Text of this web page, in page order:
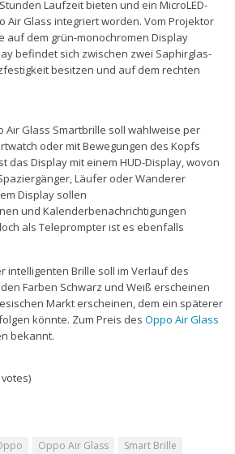
Laufzeit bieten und ein MicroLED-
Air Glass integriert worden. Vom Projektor
auf dem grün-monochromen Display
befindet sich zwischen zwei Saphirglas-
besitzen und auf dem rechten
Air Glass Smartbrille soll wahlweise per
oder mit Bewegungen des Kopfs
das Display mit einem HUD-Display, wovon
Läufer oder Wanderer
Display sollen
und Kalenderbenachrichtigungen
als Teleprompter ist es ebenfalls
intelligenten Brille soll im Verlauf des
Farben Schwarz und Weiß erscheinen
Markt erscheinen, dem ein späterer
könnte. Zum Preis des Oppo Air Glass
bekannt.
Oppo Air Glass
Smart Brille